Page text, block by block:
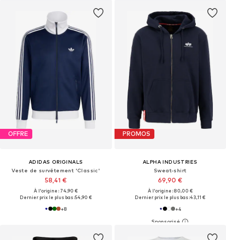
OFFRE
ADIDAS ORIGINALS
Veste de survêtement 'Classic'
58,41 €
À l'origine : 74,90 €
Dernier prix le plus bas :54,90 €
+8
PROMOS
ALPHA INDUSTRIES
Sweat-shirt
69,90 €
À l'origine : 80,00 €
Dernier prix le plus bas :43,11 €
+4